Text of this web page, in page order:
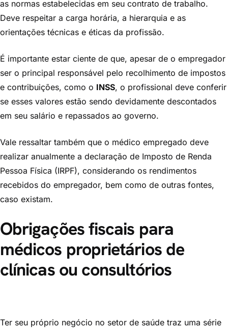
as normas estabelecidas em seu contrato de trabalho.
Deve respeitar a carga horária, a hierarquia e as
orientações técnicas e éticas da profissão.
É importante estar ciente de que, apesar de o empregador
ser o principal responsável pelo recolhimento de impostos
e contribuições, como o INSS, o profissional deve conferir
se esses valores estão sendo devidamente descontados
em seu salário e repassados ao governo.
Vale ressaltar também que o médico empregado deve
realizar anualmente a declaração de Imposto de Renda
Pessoa Física (IRPF), considerando os rendimentos
recebidos do empregador, bem como de outras fontes,
caso existam.
Obrigações fiscais para
médicos proprietários de
clínicas ou consultórios
Ter seu próprio negócio no setor de saúde traz uma série